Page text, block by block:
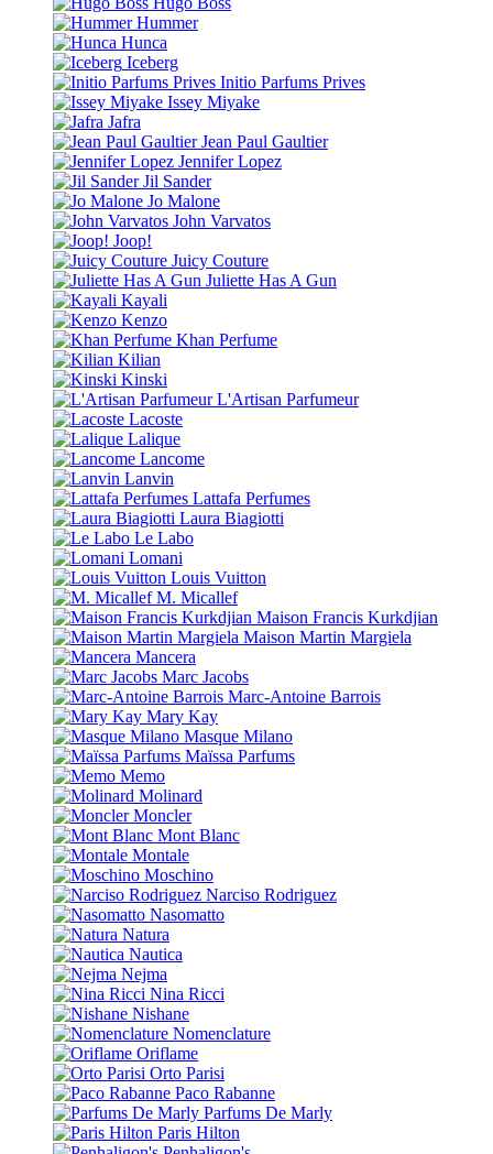
Hummer
Hunca
Iceberg
Initio Parfums Prives
Issey Miyake
Jafra
Jean Paul Gaultier
Jennifer Lopez
Jil Sander
Jo Malone
John Varvatos
Joop!
Juicy Couture
Juliette Has A Gun
Kayali
Kenzo
Khan Perfume
Kilian
Kinski
L'Artisan Parfumeur
Lacoste
Lalique
Lancome
Lanvin
Lattafa Perfumes
Laura Biagiotti
Le Labo
Lomani
Louis Vuitton
M. Micallef
Maison Francis Kurkdjian
Maison Martin Margiela
Mancera
Marc Jacobs
Marc-Antoine Barrois
Mary Kay
Masque Milano
Maïssa Parfums
Memo
Molinard
Moncler
Mont Blanc
Montale
Moschino
Narciso Rodriguez
Nasomatto
Natura
Nautica
Nejma
Nina Ricci
Nishane
Nomenclature
Oriflame
Orto Parisi
Paco Rabanne
Parfums De Marly
Paris Hilton